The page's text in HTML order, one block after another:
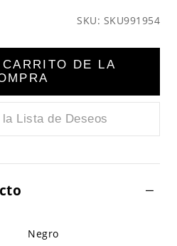
SKU: SKU991954
DE LA
Lista de Deseos
Negro